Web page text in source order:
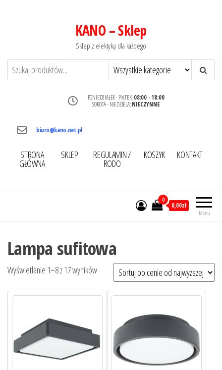
KANO – Sklep
Sklep z elektyką dla każdego
PONIEDZIAŁEK - PIĄTEK: 08:00 - 18:00
SOBOTA - NIEDZIELA:NIECZYNNE
biuro@kano.net.pl
STRONA
GŁÓWNA
SKLEP REGULAMIN /
RODO
KOSZYK KONTAKT
Menu
0
0,00zł
Lampa sufitowa
Wyświetlanie 1–8 z 17 wyników